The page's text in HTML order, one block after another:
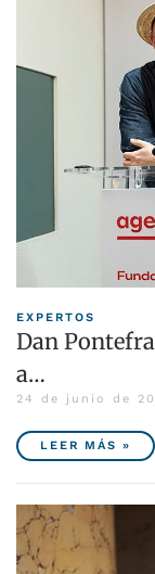
EXPERTOS
Dan
a…
24 de junio de
LEER MÁS »